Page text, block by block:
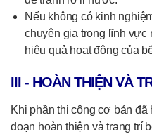
Nếu không có kinh
chuyên gia trong lĩnh vực
hiệu quả hoạt động của
III - HOÀN THIỆN VÀ
Khi phần thi công cơ bản đã
đoạn hoàn thiện và trang trí